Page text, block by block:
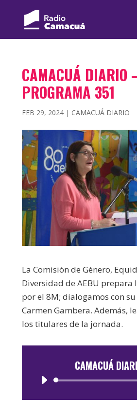
CAMACUÁ DIARIO
PROGRAMA 351
FEB 29, 2024| CAMACUÁ DIARIO
La Comisión de Género,
Diversidad de AEBU prepara
por el 8M; dialogamos con
Carmen Gambera. Además,
los titulares de la jornada.
CAMACUÁ